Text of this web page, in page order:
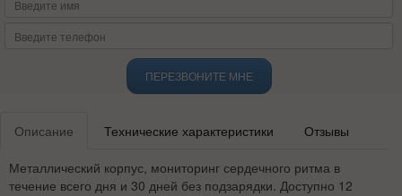
ПЕРЕЗВОНИТЕ МНЕ
Описание Технические характеристики Отзывы
Металлический корпус, мониторинг сердечного ритма в
течение всего дня и 30 дней без подзарядки. Доступно 12